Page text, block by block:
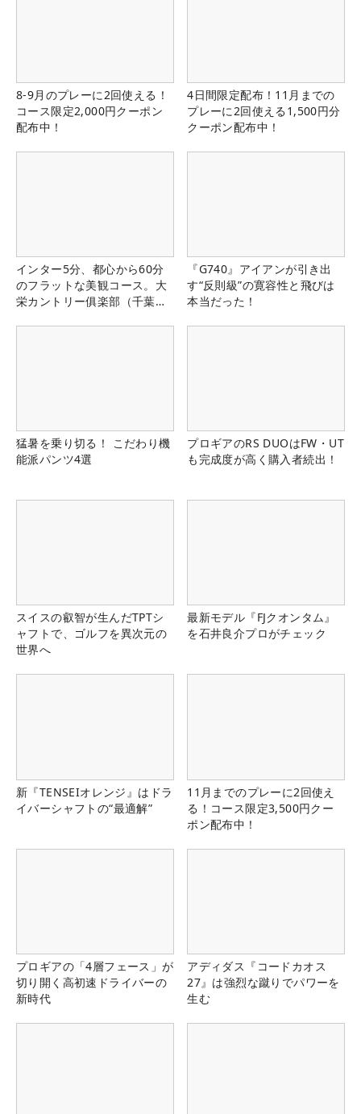
8-9月のプレーに2回使える！
コース限定2,000円クーポン
配布中！
4日間限定配布！11月までの
プレーに2回使える1,500円分
クーポン配布中！
インター5分、都心から60分
のフラットな美観コース。大
栄カントリー俱楽部（千葉
『G740』アイアンが引き出
す“反則級”の寛容性と飛びは
本当だった！
猛暑を乗り切る！ こだわり機
能派パンツ4選
プロギアのRS DUOはFW・UT
も完成度が高く購入者続出！
スイスの叡智が生んだTPTシ
ャフトで、ゴルフを異次元の
世界へ
最新モデル『FJクオンタム』
を石井良介プロがチェック
新『TENSEIオレンジ』はドラ
イバーシャフトの“最適解”
11月までのプレーに2回使え
る！コース限定3,500円クー
ポン配布中！
プロギアの「4層フェース」が
切り開く高初速ドライバーの
新時代
アディダス『コードカオス
27』は強烈な蹴りでパワーを
生む